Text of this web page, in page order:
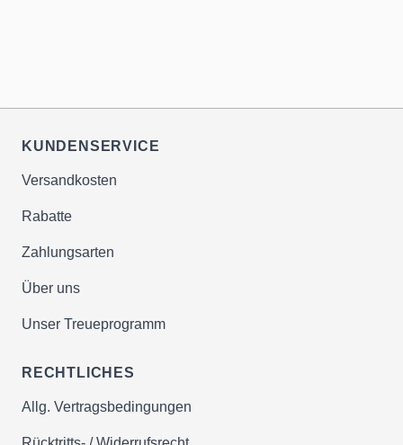
KUNDENSERVICE
Versandkosten
Rabatte
Zahlungsarten
Über uns
Unser Treueprogramm
RECHTLICHES
Allg. Vertragsbedingungen